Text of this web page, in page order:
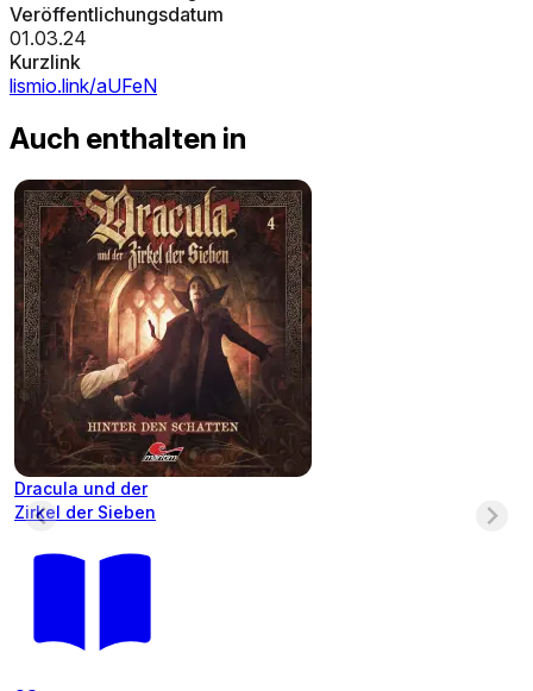
Veröffentlichungsdatum
01.03.24
Kurzlink
lismio.link/aUFeN
Auch enthalten in
Dracula und der
Zirkel der Sieben